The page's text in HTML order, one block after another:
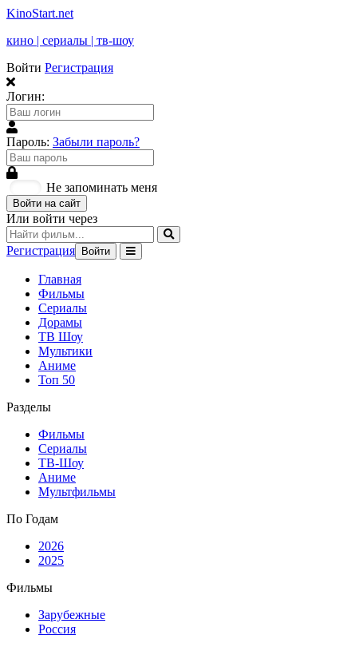
KinoStart.net
кино | сериалы | тв-шоу
Войти Регистрация
Логин:
Пароль: Забыли пароль?
Не запоминать меня
Войти на сайт
Или войти через
Регистрация Войти
Главная
Фильмы
Сериалы
Дорамы
ТВ Шоу
Мультики
Аниме
Топ 50
Разделы
Фильмы
Сериалы
ТВ-Шоу
Аниме
Мультфильмы
По Годам
2026
2025
Фильмы
Зарубежные
Россия